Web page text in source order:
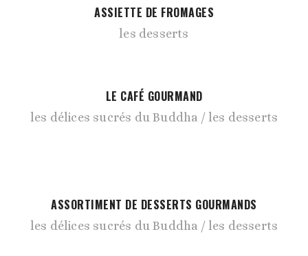
ASSIETTE DE FROMAGES
les desserts
LE CAFÉ GOURMAND
les délices sucrés du Buddha les desserts
ASSORTIMENT DE DESSERTS GOURMANDS
les délices sucrés du Buddha les desserts